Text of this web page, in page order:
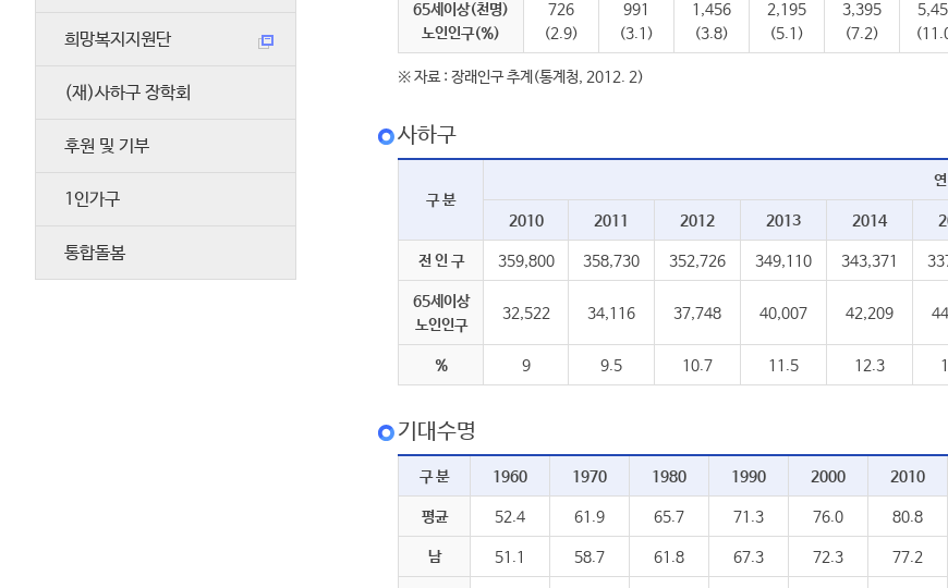
희망복지지원단
(재)사하구 장학회
후원 및 기부
1인가구
통합돌봄
65세이상(천명)
노인인구(%)
726
(2.9)
991
(3.1)
1,456
(3.8)
2,195
(5.1)
3,395
(7.2)
※ 자료 : 장래인구 추계(통계청, 2012. 2)
사하구
구 분
2010 2011 2012 2013 2014
전 인 구 359,800 358,730 352,726 349,110 343,371
65세이상
노인인구
32,522 34,116 37,748 40,007 42,209
% 9 9.5 10.7 11.5 12.3
기대수명
구 분 1960 1970 1980 1990 2000 2010
평균 52.4 61.9 65.7 71.3 76.0 80.8
남 51.1 58.7 61.8 67.3 72.3 77.2